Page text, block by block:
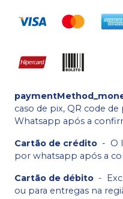
caso de pix, QR code
Whatsapp após a
Cartão de crédito - O
por whatsapp após a
Cartão de débito -
ou para entregas na